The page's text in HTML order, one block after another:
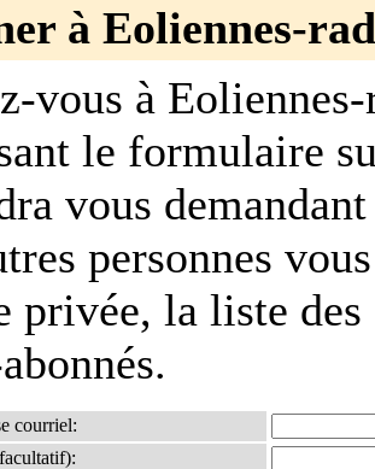
à Eoliennes-
vous à
le formulaire
vous
personnes
privée, la liste des
courriel: